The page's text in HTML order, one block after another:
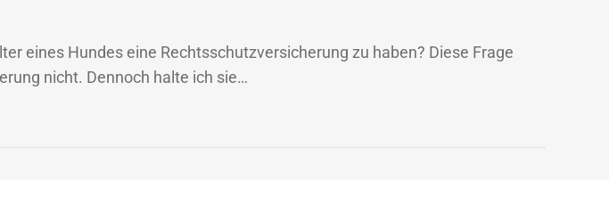
eines Hundes eine Rechtsschutzversicherung zu haben? Diese Frage
nicht. Dennoch halte ich sie…